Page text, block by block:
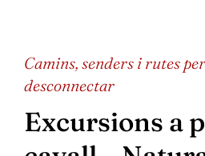
Camins, senders i rutes
desconnectar
Excursions a